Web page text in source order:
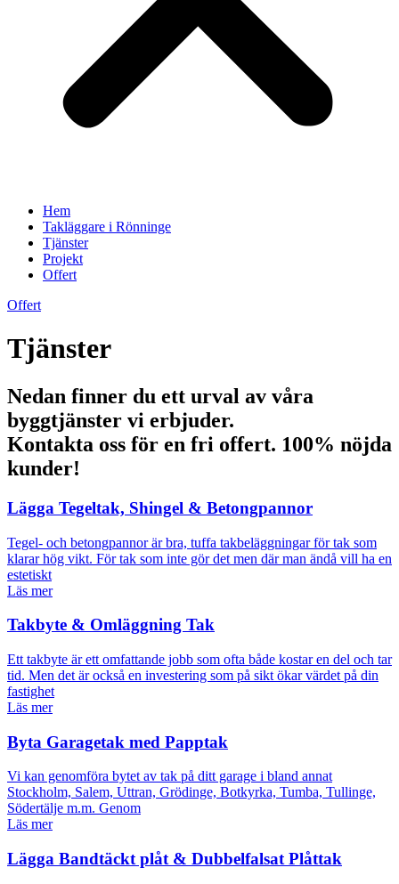
Hem
Takläggare i Rönninge
Tjänster
Projekt
Offert
Offert
Tjänster
Nedan finner du ett urval av våra
byggtjänster vi erbjuder.
Kontakta oss för en fri offert. 100% nöjda
kunder!
Lägga Tegeltak, Shingel & Betongpannor
Tegel- och betongpannor är bra, tuffa takbeläggningar för tak som
klarar hög vikt. För tak som inte gör det men där man ändå vill ha en
estetiskt
Läs mer
Takbyte & Omläggning Tak
Ett takbyte är ett omfattande jobb som ofta både kostar en del och tar
tid. Men det är också en investering som på sikt ökar värdet på din
fastighet
Läs mer
Byta Garagetak med Papptak
Vi kan genomföra bytet av tak på ditt garage i bland annat
Stockholm, Salem, Uttran, Grödinge, Botkyrka, Tumba, Tullinge,
Södertälje m.m. Genom
Läs mer
Lägga Bandtäckt plåt & Dubbelfalsat Plåttak